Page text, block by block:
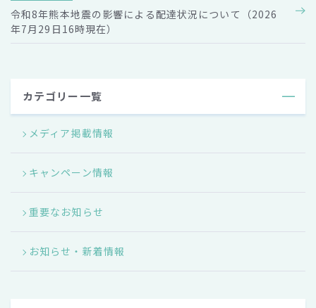
令和8年熊本地震の影響による配達状況について（2026
年7月29日16時現在）
カテゴリー一覧
メディア掲載情報
キャンペーン情報
重要なお知らせ
お知らせ・新着情報